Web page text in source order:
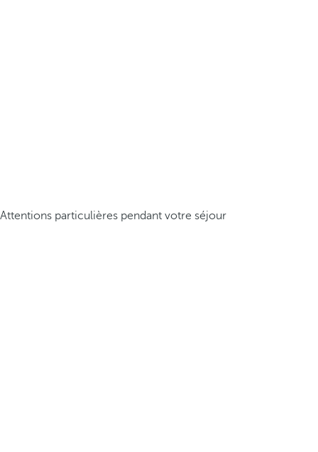
Attentions particulières pendant votre séjour